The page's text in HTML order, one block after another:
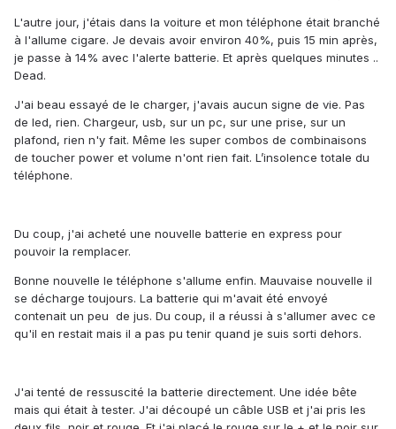
L'autre jour, j'étais dans la voiture et mon téléphone était branché
à l'allume cigare. Je devais avoir environ 40%, puis 15 min après,
je passe à 14% avec l'alerte batterie. Et après quelques minutes ..
Dead.
J'ai beau essayé de le charger, j'avais aucun signe de vie. Pas
de led, rien. Chargeur, usb, sur un pc, sur une prise, sur un
plafond, rien n'y fait. Même les super combos de combinaisons
de toucher power et volume n'ont rien fait. L’insolence totale du
téléphone.
Du coup, j'ai acheté une nouvelle batterie en express pour
pouvoir la remplacer.
Bonne nouvelle le téléphone s'allume enfin. Mauvaise nouvelle il
se décharge toujours. La batterie qui m'avait été envoyé
contenait un peu de jus. Du coup, il a réussi à s'allumer avec ce
qu'il en restait mais il a pas pu tenir quand je suis sorti dehors.
J'ai tenté de ressuscité la batterie directement. Une idée bête
mais qui était à tester. J'ai découpé un câble USB et j'ai pris les